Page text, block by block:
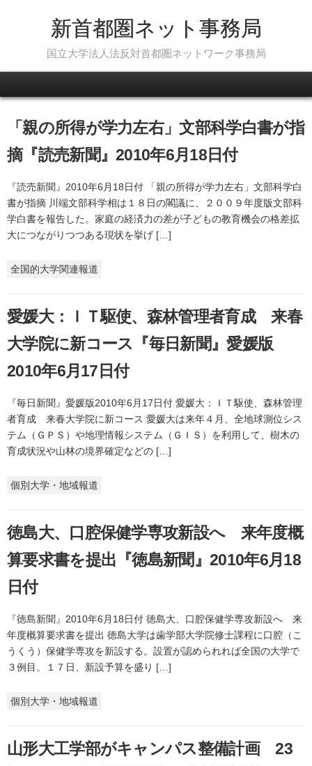
新首都圏ネット事務局
国立大学法人法反対首都圏ネットワーク事務局
「親の所得が学力左右」文部科学白書が指
摘『読売新聞』2010年6月18日付
『読売新聞』2010年6月18日付 「親の所得が学力左右」文部科学白
書が指摘 川端文部科学相は１８日の閣議に、２００９年度版文部科
学白書を報告した。家庭の経済力の差が子どもの教育機会の格差拡
大につながりつつある現状を挙げ […]
全国的大学関連報道
愛媛大：ＩＴ駆使、森林管理者育成 来春
大学院に新コース『毎日新聞』愛媛版
2010年6月17日付
『毎日新聞』愛媛版2010年6月17日付 愛媛大：ＩＴ駆使、森林管理
者育成 来春大学院に新コース 愛媛大は来年４月、全地球測位シス
テム（ＧＰＳ）や地理情報システム（ＧＩＳ）を利用して、樹木の
育成状況や山林の境界確定などの […]
個別大学・地域報道
徳島大、口腔保健学専攻新設へ 来年度概
算要求書を提出『徳島新聞』2010年6月18
日付
『徳島新聞』2010年6月18日付 徳島大、口腔保健学専攻新設へ 来
年度概算要求書を提出 徳島大学は歯学部大学院修士課程に口腔（こ
うくう）保健学専攻を新設する。設置が認められれば全国の大学で
３例目。１７日、新設予算を盛り […]
個別大学・地域報道
山形大工学部がキャンパス整備計画 23